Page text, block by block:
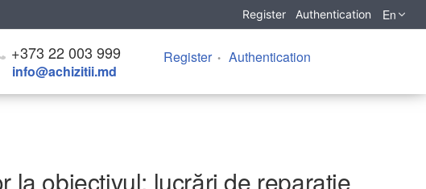
Register Authentication En
+373 22 003 999
info@achizitii.md
Register Authentication
la obiectivul: lucrări de reparație